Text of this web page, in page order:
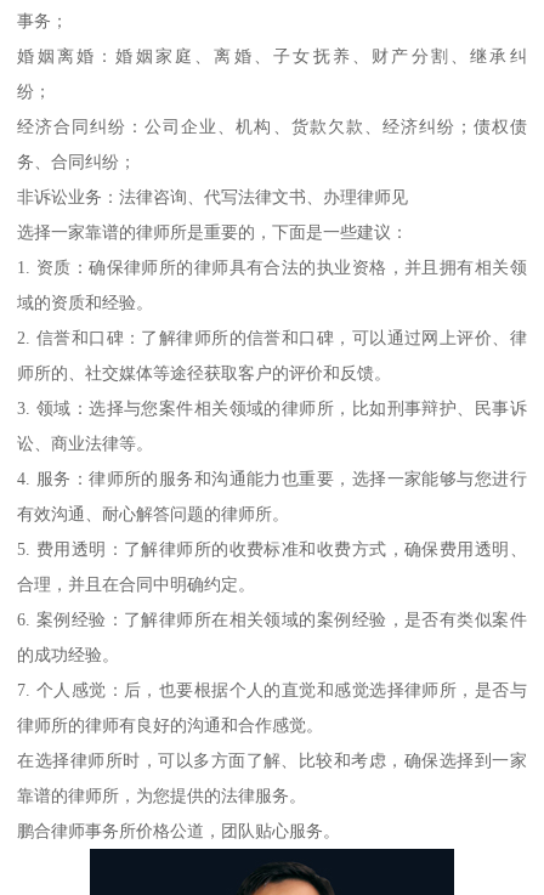
事务；
婚姻离婚：婚姻家庭、离婚、子女抚养、财产分割、继承纠
纷；
经济合同纠纷：公司企业、机构、货款欠款、经济纠纷；债权债
务、合同纠纷；
非诉讼业务：法律咨询、代写法律文书、办理律师见
选择一家靠谱的律师所是重要的，下面是一些建议：
1. 资质：确保律师所的律师具有合法的执业资格，并且拥有相关领
域的资质和经验。
2. 信誉和口碑：了解律师所的信誉和口碑，可以通过网上评价、律
师所的、社交媒体等途径获取客户的评价和反馈。
3. 领域：选择与您案件相关领域的律师所，比如刑事辩护、民事诉
讼、商业法律等。
4. 服务：律师所的服务和沟通能力也重要，选择一家能够与您进行
有效沟通、耐心解答问题的律师所。
5. 费用透明：了解律师所的收费标准和收费方式，确保费用透明、
合理，并且在合同中明确约定。
6. 案例经验：了解律师所在相关领域的案例经验，是否有类似案件
的成功经验。
7. 个人感觉：后，也要根据个人的直觉和感觉选择律师所，是否与
律师所的律师有良好的沟通和合作感觉。
在选择律师所时，可以多方面了解、比较和考虑，确保选择到一家
靠谱的律师所，为您提供的法律服务。
鹏合律师事务所价格公道，团队贴心服务。